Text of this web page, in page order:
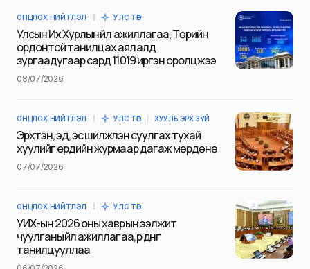
Таны имэйл хаягийг нийтлэхгүй.
тэмдэглэсэн
Сэтгэгдэл*
Name
ОНЦЛОХ НИЙТЛЭЛ УЛС ТӨР
Улсын Их Хурлын үйл ажиллагаа, Төрийн
ордонтой танилцах аялалд
зургаадугаар сард 11019 иргэн оролцжээ
08/07/2026
ОНЦЛОХ НИЙТЛЭЛ УЛС ТӨР ХУУЛЬ ЭРХ ЗҮЙ
Эрхтэн, эд, эс шилжүүлэн суулгах тухай
хуулийг ердийн журмаар дагаж мөрдөнө
07/07/2026
ОНЦЛОХ НИЙТЛЭЛ УЛС ТӨР
УИХ-ын 2026 оны хаврын ээлжит
чуулганы үйл ажиллагаа, үр дүнг
танилцууллаа